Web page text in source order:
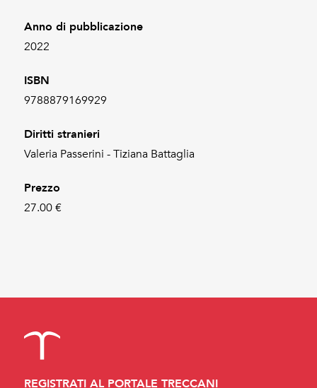
Anno di pubblicazione
2022
ISBN
9788879169929
Diritti stranieri
Valeria Passerini - Tiziana Battaglia
Prezzo
27.00 €
REGISTRATI AL PORTALE TRECCANI